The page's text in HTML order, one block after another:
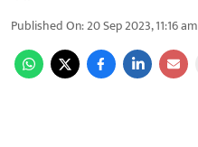
Published On:20 Sep 2023, 11:16 am